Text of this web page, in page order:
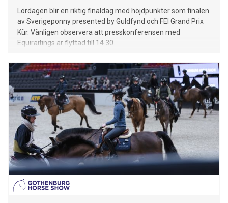
Lördagen blir en riktig finaldag med höjdpunkter som finalen
av Sverigeponny presented by Guldfynd och FEI Grand Prix
Kür. Vänligen observera att presskonferensen med
Equiraitings är flyttad till 14.30.